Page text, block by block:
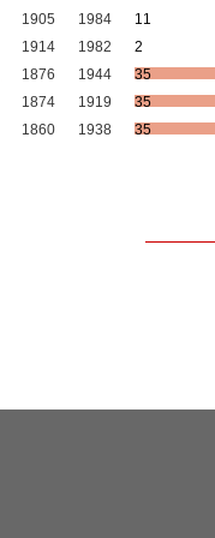
1905 1984
11
1914 1982
2
1876 1944
35
1874 1919
35
1860 1938 35